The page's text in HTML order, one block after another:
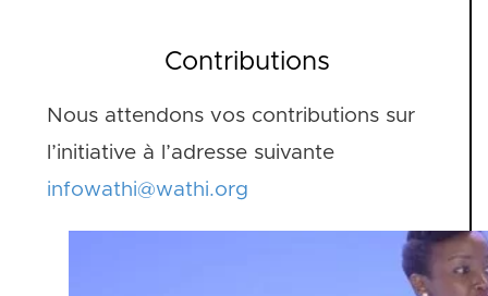
Contributions
Nous attendons vos contributions sur
l’initiative à l’adresse suivante
infowathi@wathi.org